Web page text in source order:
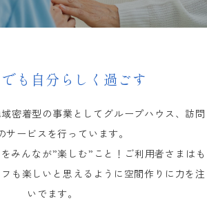
も自分らしく過ごす
密着型の事業としてグループハウス、訪問
サービスを行っています。
みんなが”楽しむ”こと！ご利用者さまはも
も楽しいと思えるように空間作りに力を注
いでます。